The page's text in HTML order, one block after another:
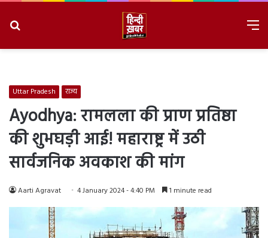
Uttar Pradesh राज्य
Ayodhya: रामलला की प्राण प्रतिष्ठा
की शुभघड़ी आई! महाराष्ट्र में उठी
सार्वजनिक अवकाश की मांग
Aarti Agravat 4 January 2024 - 4:40 PM 1 minute read